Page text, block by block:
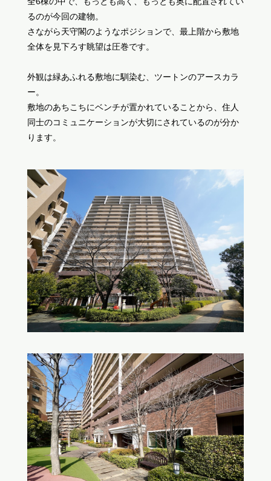
るのが今回の建物。
さながら天守閣のようなポジションで、最上階から敷地
全体を見下ろす眺望は圧巻です。
外観は緑あふれる敷地に馴染む、ツートンのアースカラ
ー。
敷地のあちこちにベンチが置かれていることから、住人
同士のコミュニケーションが大切にされているのが分か
ります。